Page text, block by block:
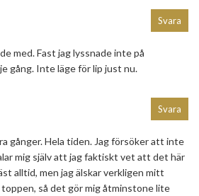
med. Fast jag lyssnade inte på
gång. Inte läge för lip just nu.
Svara
gånger. Hela tiden. Jag försöker att inte
mig själv att jag faktiskt vet att det här
alltid, men jag älskar verkligen mitt
så det gör mig åtminstone lite
Svara